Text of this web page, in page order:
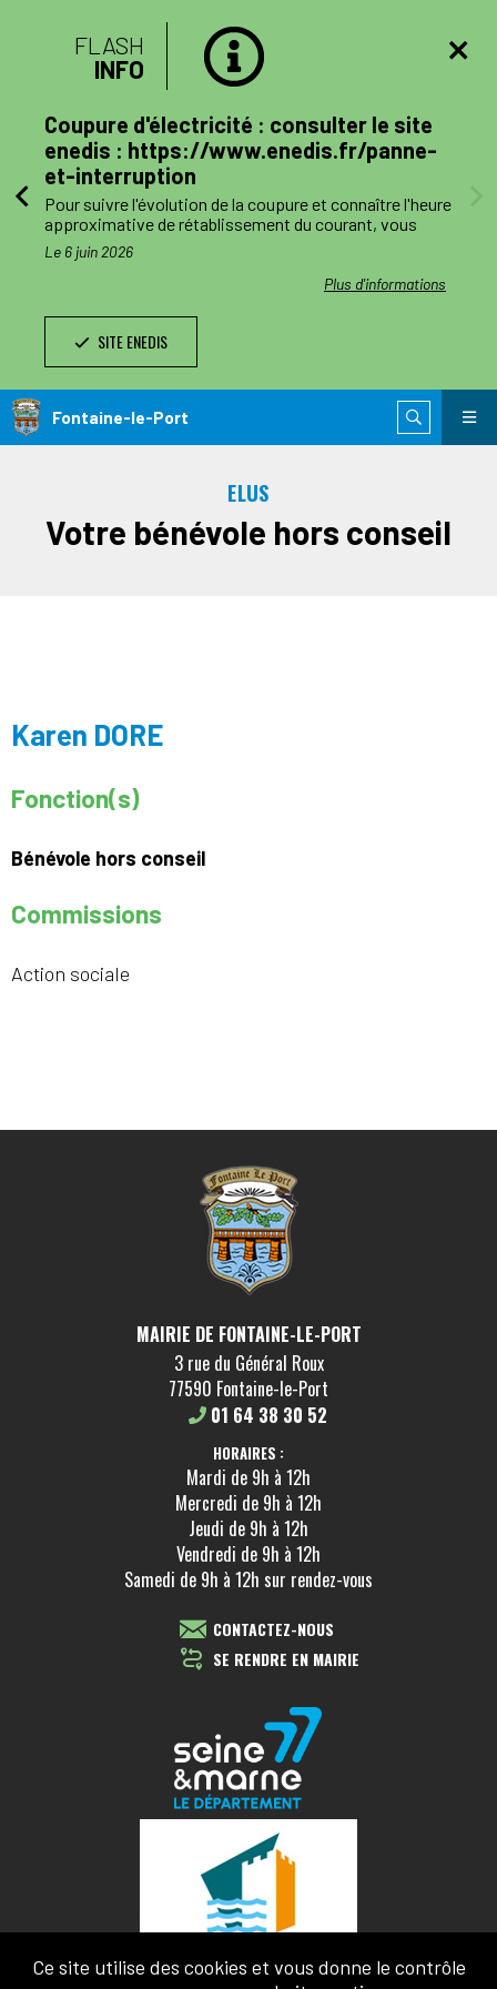
le
est
FLASH
INFO
Coupure d'électricité : consulter le site
enedis : https://www.enedis.fr/panne-
et-interruption
Plus d'informations
Pour suivre l'évolution de la coupure et connaître l'heure
approximative de rétablissement du courant, vous
pouvez consulter le site enedis.fr/panne-et-
interruption ou télécharger l'application Enedis à mes
côtés. Toutefois l'alimentation pourra être rétablie à
Le jour des travaux, si vous avez besoin d’information
complémentaire, vous pourrez nous joindre au numéro
Le 6 juin 2026
SITE ENEDIS
Fontaine-le-Port
ELUS
Votre bénévole hors conseil
Karen DORE
Fonction(s)
Bénévole hors conseil
Commissions
Action sociale
MAIRIE DE FONTAINE-LE-PORT
3 rue du Général Roux
77590 Fontaine-le-Port
01 64 38 30 52
HORAIRES :
Mardi de 9h à 12h
Mercredi de 9h à 12h
Jeudi de 9h à 12h
Vendredi de 9h à 12h
Samedi de 9h à 12h sur rendez-vous
CONTACTEZ-NOUS
SE RENDRE EN MAIRIE
Ce site utilise des cookies et vous donne le contrôle